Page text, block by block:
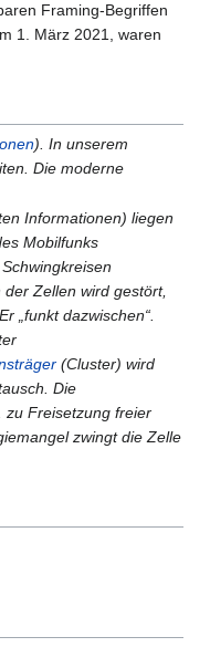
Framing-Begriffen
1. März 2021, waren
). In unserem
Die moderne
Informationen) liegen
Mobilfunks
Zellen wird gestört,
„funkt dazwischen“.
(Cluster) wird
Die
zu Freisetzung freier
zwingt die Zelle